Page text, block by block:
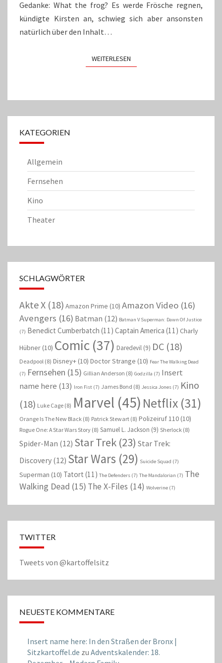
Gedanke: What the frog? Es werde Frösche regnen,
kündigte Kirsten an, schwieg sich aber ansonsten
natürlich über den Inhalt…
WEITERLESENWEITERLESEN
KATEGORIEN
Allgemein
Fernsehen
Kino
Theater
SCHLAGWÖRTER
Akte X (18) Amazon Prime (10) Amazon Video (16)
Avengers (16) Batman (12) Batman V Superman: Dawn Of Justice
(7) Benedict Cumberbatch (11) Captain America (11) Charly
Hübner (10) Comic (37) Daredevil (9) DC (18)
Deadpool (8) Disney+ (10) Doctor Strange (10) Fear The Walking Dead
(7) Fernsehen (15) Gillian Anderson (8) Godzilla (7) Insert
name here (13) Iron Fist (7) James Bond (8) Jessica Jones (7) Kino
(18) Luke Cage (8) Marvel (45) Netflix (31)
Orange Is The New Black (8) Patrick Stewart (8) Polizeiruf 110 (10)
Rogue One: A Star Wars Story (8) Samuel L. Jackson (9) Sherlock (8)
Spider-Man (12) Star Trek (23) Star Trek:
Discovery (12) Star Wars (29) Suicide Squad (7)
Superman (10) Tatort (11) The Defenders (7) The Mandalorian (7) The
Walking Dead (15) The X-Files (14) Wolverine (7)
TWITTER
Tweets von @kartoffelsitz
NEUESTE KOMMENTARE
Insert name here: In den Straßen der Bronx |
Sitzkartoffel.de zu Adventskalender: 18.